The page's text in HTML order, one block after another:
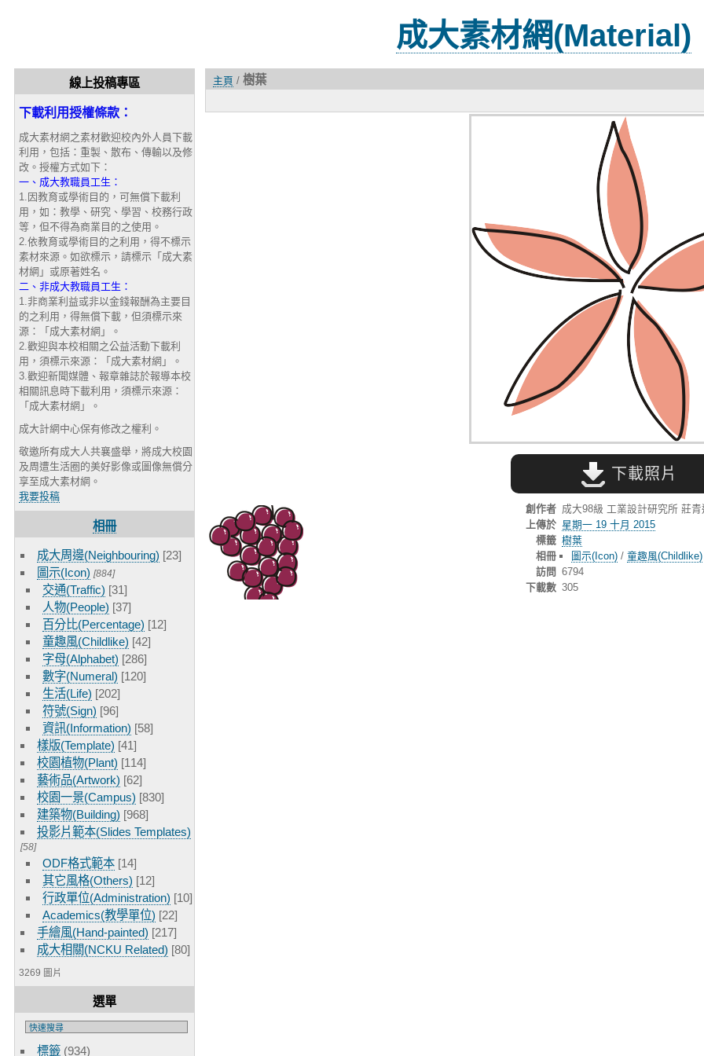
成大素材網(Material)
線上投稿專區
下載利用授權條款：
成大素材網之素材歡迎校內外人員下載
利用，包括：重製、散布、傳輸以及修
改。授權方式如下：
一、成大教職員工生：
1.因教育或學術目的，可無償下載利
用，如：教學、研究、學習、校務行政
等，但不得為商業目的之使用。
2.依教育或學術目的之利用，得不標示
素材來源。如欲標示，請標示「成大素
材網」或原著姓名。
二、非成大教職員工生：
1.非商業利益或非以金錢報酬為主要目
的之利用，得無償下載，但須標示來
源：「成大素材網」。
2.歡迎與本校相關之公益活動下載利
用，須標示來源：「成大素材網」。
3.歡迎新聞媒體、報章雜誌於報導本校
相關訊息時下載利用，須標示來源：
「成大素材網」。
成大計網中心保有修改之權利。
敬邀所有成大人共襄盛舉，將成大校園
及周遭生活圈的美好影像或圖像無償分
享至成大素材網。
我要投稿
相冊
成大周邊(Neighbouring) [23]
圖示(Icon) [884]
交通(Traffic) [31]
人物(People) [37]
百分比(Percentage) [12]
童趣風(Childlike) [42]
字母(Alphabet) [286]
數字(Numeral) [120]
生活(Life) [202]
符號(Sign) [96]
資訊(Information) [58]
樣版(Template) [41]
校園植物(Plant) [114]
藝術品(Artwork) [62]
校園一景(Campus) [830]
建築物(Building) [968]
投影片範本(Slides Templates)
[58]
ODF格式範本 [14]
其它風格(Others) [12]
行政單位(Administration) [10]
Academics(教學單位) [22]
手繪風(Hand-painted) [217]
成大相關(NCKU Related) [80]
3269 圖片
選單
標籤 (934)
主頁 / 樹葉
下載照片
創作者 成大98級 工業設計研究所 莊青
上傳於 星期一 19 十月 2015
標籤 樹葉
相冊
圖示(Icon) /童趣風(Childlike)
訪問 6794
下載數 305